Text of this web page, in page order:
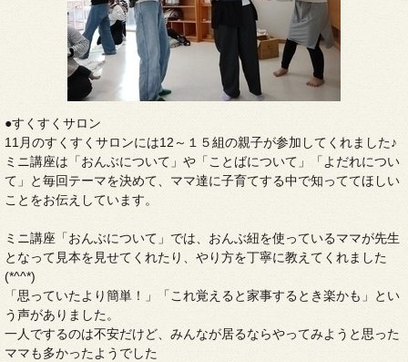
●すくすくサロン
11月のすくすくサロンには12～１５組の親子が参加してくれました♪
ミニ講座は「おんぶについて」や「ことばについて」「よだれについ
て」と毎回テーマを決めて、ママ達に子育てする中で知っててほしい
ことをお伝えしています。
ミニ講座「おんぶについて」では、おんぶ紐を使っているママが先生
となって見本を見せてくれたり、やり方を丁寧に教えてくれました
(*^^*)
「思っていたより簡単！」「これ覚えると家事するとき楽かも」とい
う声がありました。
一人でするのは不安だけど、みんなが居るならやってみようと思った
ママも多かったようでした